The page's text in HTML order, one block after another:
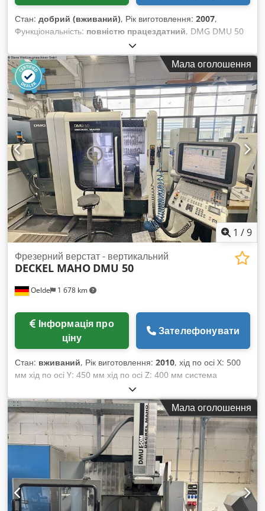
Стан: добрий (вживаний), Рік виготовлення: 2007,
Функціональність: повністю працездатний, DMG DMU 50
3+2 осі ШПІНДЕЛЬ відремонтовано 01/2026 Cjdpfxoza T A
Do Agpeha Система управління Heidenhain iTNC 530
Напрацьовано: 11275 годин Хід по осі X: 500 мм Хід по осі
Y: 450 мм Хід по осі Z: 400 мм Система управління iTNC
530 Heidenhain Діапазон швидкостей – головний шпиндель:
20 – 10 000 об/хв Тип кріплення інструменту: SK 40 DIN
69871 Розмір робочої поверхні столу: 700 x 500 мм
Максимальне навантаження на стіл: 500 кг Т-образні пази:
7x 14 x 63 мм Кількість позицій для інструментів: 30
Максимальна вага інструменту: 6 кг Швидкий хід: 24 м/хв
Сила подачі: 4,5 кН Швидкість подачі: 1 – 24 000 мм/хв
Загальна потреба в потужності: 26 кВА Вага верстата:
приблизно 4,5 т Необхідна площа: приблизно 4,5 x 3,5 x 2,3
м Транспортер для стружки Ручне колесо Тактильний щуп
Пістолет для охолоджувальної рідини Доступний негайно
Мала оголошення
1 /9
Oelde 1 678 km
Фрезерний верстат - вертикальний
DECKEL MAHO DMU 50
ціну
Зателефонувати
Стан: вживаний, Рік виготовлення: 2010, хід по осі X: 500
мм хід по осі Y: 450 мм хід по осі Z: 400 мм система
керування iTNC 530 Heidenhain діапазон швидкості
обертання – головний шпиндель: 20 – 10 000 об/хв
потужність приводу – головний шпиндель: 13 / 9 кВт макс.
крутний момент: 83 / 57 Нм інтерфейс для інструменту: SK
40, DIN 69871 розмір монтажної поверхні столу: 700 x 500
мм макс. навантаження на стіл: 500 кг Т-образні пази: 7 x
14 x 63 мм кількість місць для інструменту: 60 макс. вага
інструменту: 6 кг макс. діаметр інструменту: 80 мм макс.
діаметр інструменту при вільному сусідньому отворі: 130
мм макс. довжина інструменту: 300 мм час заміни
Мала оголошення